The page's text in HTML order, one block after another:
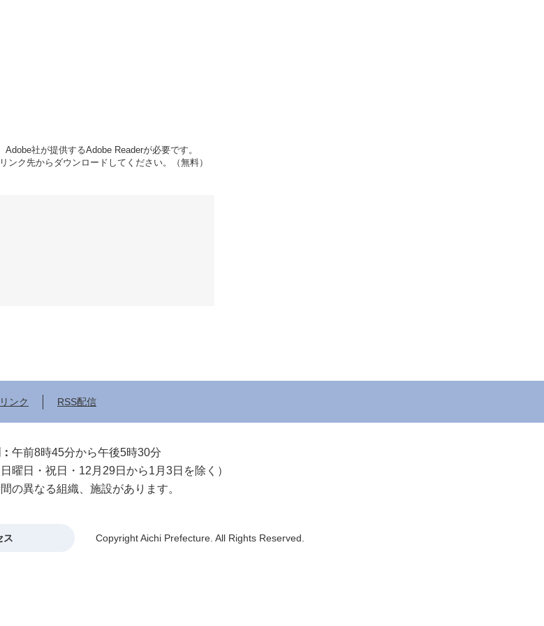
社が提供するAdobe Readerが必要です。
ンク先からダウンロードしてください。（無料）
ンク RSS配信
午前8時45分から午後5時30分
日曜日・祝日・12月29日から1月3日を除く）
の異なる組織、施設があります。
ス Copyright Aichi Prefecture. All Rights Reserved.